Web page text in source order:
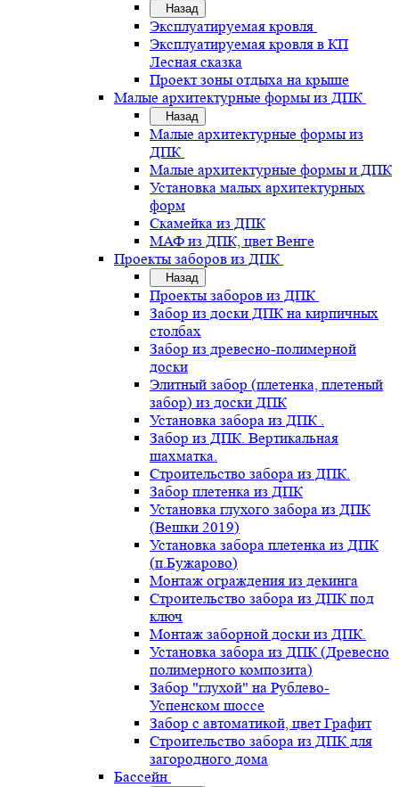
Назад
Эксплуатируемая кровля
Эксплуатируемая кровля в КП
Лесная сказка
Проект зоны отдыха на крыше
Малые архитектурные формы из ДПК
Назад
Малые архитектурные формы из
ДПК
Малые архитектурные формы и ДПК
Установка малых архитектурных
форм
Скамейка из ДПК
МАФ из ДПК, цвет Венге
Проекты заборов из ДПК
Назад
Проекты заборов из ДПК
Забор из доски ДПК на кирпичных
столбах
Забор из древесно-полимерной
доски
Элитный забор (плетенка, плетеный
забор) из доски ДПК
Установка забора из ДПК .
Забор из ДПК. Вертикальная
шахматка.
Строительство забора из ДПК.
Забор плетенка из ДПК
Установка глухого забора из ДПК
(Вешки 2019)
Установка забора плетенка из ДПК
(п.Бужарово)
Монтаж ограждения из декинга
Строительство забора из ДПК под
ключ
Монтаж заборной доски из ДПК.
Установка забора из ДПК (Древесно
полимерного композита)
Забор "глухой" на Рублево-
Успенском шоссе
Забор с автоматикой, цвет Графит
Строительство забора из ДПК для
загородного дома
Бассейн